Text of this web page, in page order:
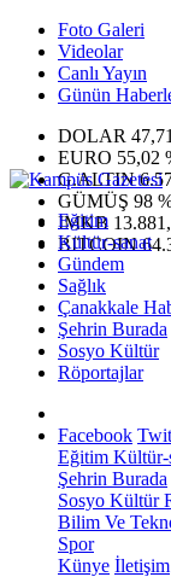
Foto Galeri
Videolar
Canlı Yayın
Günün
DOLAR 47,71
EURO 55,02
G.ALTIN
GÜMÜŞ 98
IMKB
BITCOIN
Eğitim
Kültür-sanat
Gündem
Sağlık
Çanakkale
Şehrin Burada
Sosyo Kültür
Röportajlar
Facebook
Eğitim Kültür-
Şehrin Burada
Sosyo Kültür
Bilim Ve
Spor
Künye İletişim